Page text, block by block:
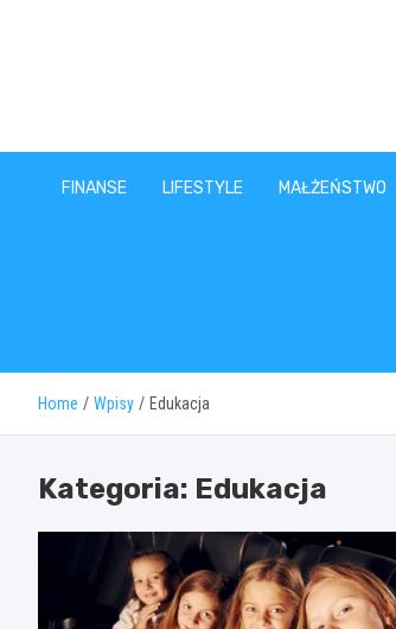
FINANSE LIFESTYLE MAŁŻEŃSTWO
Home Wpisy Edukacja
Kategoria: Edukacja